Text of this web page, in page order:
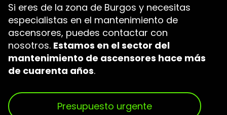
Si eres de la zona de Burgos y necesitas
especialistas en el mantenimiento de
ascensores, puedes contactar con
nosotros. Estamos en el sector del
mantenimiento de ascensores hace más
de cuarenta años.
Presupuesto urgente